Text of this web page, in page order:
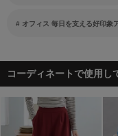
オフィス 毎日を支える好印象
コーディネートで使用し